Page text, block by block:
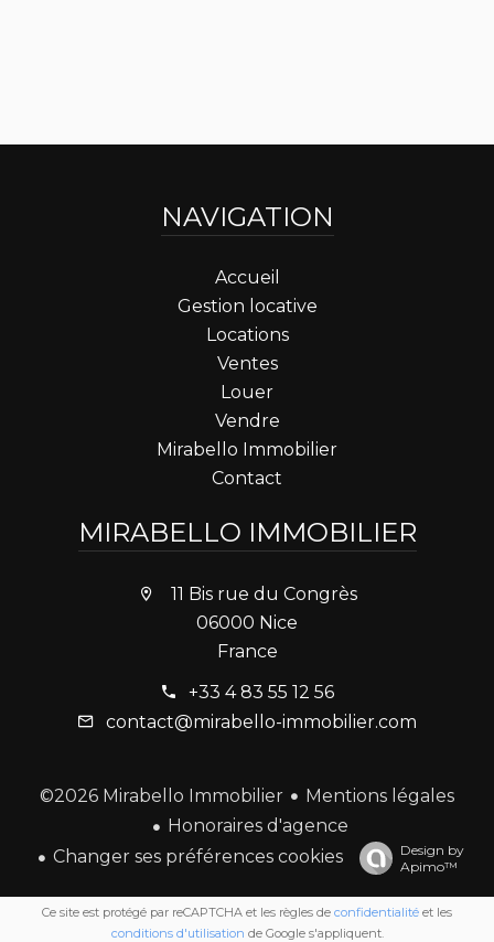
NAVIGATION
Accueil
Gestion locative
Locations
Ventes
Louer
Vendre
Mirabello Immobilier
Contact
MIRABELLO IMMOBILIER
11 Bis rue du Congrès
06000 Nice
France
+33 4 83 55 12 56
contact@mirabello-immobilier.com
©2026 Mirabello Immobilier
Mentions légales
Honoraires d'agence
Changer ses préférences cookies
Design by
Apimo™
Ce site est protégé par reCAPTCHA et les règles de confidentialité et les
conditions d'utilisation de Google s'appliquent.